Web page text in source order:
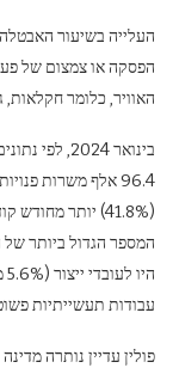
העלייה בשיעור
הפסקה או צמצום של
האוויר, כלומר חקלאות,
בינואר
עבודות תעשייתיות פשוטות (4.5%), עובדים
פולין עדיין נותרה